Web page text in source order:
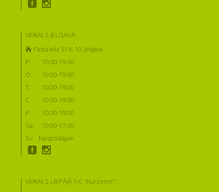
VEIKALS JELGAVĀ:
Pasta iela 51 K-10, Jelgava
P:
10:00-19:00
O:
10:00-19:00
T:
10:00-19:00
C:
10:00-19:00
P:
10:00-19:00
Se:
10:00-17:00
Sv:
Nestrādājam
VEIKALS LIEPĀJĀ T/C "Kurzeme":